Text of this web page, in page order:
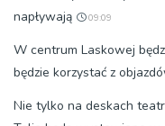
napływają
09:09
W centrum Laskowej
będzie korzystać z
Nie tylko na deskach